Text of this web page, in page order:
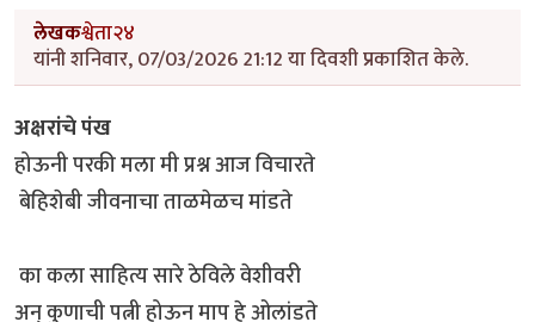
लेखकश्वेता२४
यांनी शनिवार, 07/03/2026 21:12 या दिवशी प्रकाशित केले.
अक्षरांचे पंख
होऊनी परकी मला मी प्रश्न आज विचारते
बेहिशेबी जीवनाचा ताळमेळच मांडते
का कला साहित्य सारे ठेविले वेशीवरी
अन् कुणाची पत्नी होऊन माप हे ओलांडते